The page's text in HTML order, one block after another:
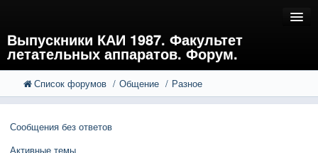
Выпускники КАИ 1987. Факультет
летательных аппаратов. Форум.
FAQ
Расширенный поиск
Список форумов Общение Разное
Сообщения без ответов
Активные темы